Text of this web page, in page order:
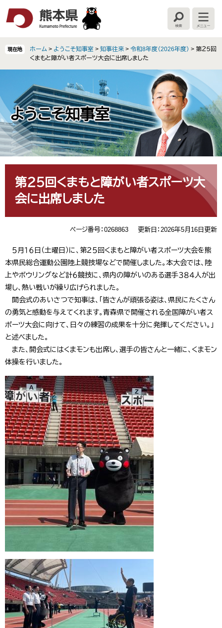
本
文
へ
検
索
メ
ニ
ー
現在地 ホーム > ようこそ知事室 > 知事往来 > 令和8年度（2026年度） > 第２５回
くまもと障がい者スポーツ大会に出席しました
ようこそ知事室
第２５回くまもと障がい者スポーツ大
会に出席しました
ページ番号：0268863 更新日：2026年5月16日更新
５月１６日（土曜日）に、第２５回くまもと障がい者スポーツ大会を熊
本県民総合運動公園陸上競技場などで開催しました。本大会では、陸
上やボウリングなど計６競技に、県内の障がいのある選手３８４人が出
場し、熱い戦いが繰り広げられました。
開会式のあいさつで知事は、「皆さんが頑張る姿は、県民にたくさん
の勇気と感動を与えてくれます。青森県で開催される全国障がい者ス
ポーツ大会に向けて、日々の練習の成果を十分に発揮してください。」
と述べました。
また、開会式にはくまモンも出席し、選手の皆さんと一緒に、くまモン
体操を行いました。